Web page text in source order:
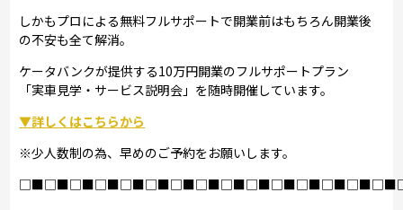
しかもプロによる無料フルサポートで開業前はもちろん開業後
の不安も全て解消。
ケータバンクが提供する10万円開業のフルサポートプラン
「実車見学・サービス説明会」を随時開催しています。
▼詳しくはこちらから
※少人数制の為、早めのご予約をお願いします。